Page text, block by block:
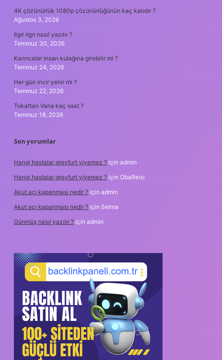
4K çözünürlük 1080p çözünürlüğünün kaç katıdır ?
Ağustos 3, 2026
Ilgıt ılgıt nasıl yazılır ?
Temmuz 30, 2026
Karıncalar insan kulağına girebilir mi ?
Temmuz 24, 2026
Her gün incir yenir mi ?
Temmuz 22, 2026
Tokattan Vana kaç saat ?
Temmuz 18, 2026
Son yorumlar
Hangi hastalar greyfurt yiyemez ? için admin
Hangi hastalar greyfurt yiyemez ? için ObaReisi
Akut açı kapanması nedir ? için admin
Akut açı kapanması nedir ? için Selma
Günmüş nasıl yazılır ? için admin